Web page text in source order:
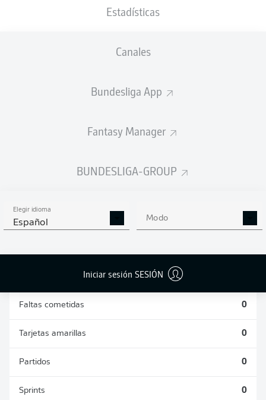
Estadísticas
Canales
Bundesliga App
Fantasy Manager
BUNDESLIGA-GROUP
Elegir idioma
Español Modo
Iniciar sesión SESIÓN
ESTADÍSTICAS
Faltas cometidas 0
Tarjetas amarillas 0
Partidos 0
Sprints 0